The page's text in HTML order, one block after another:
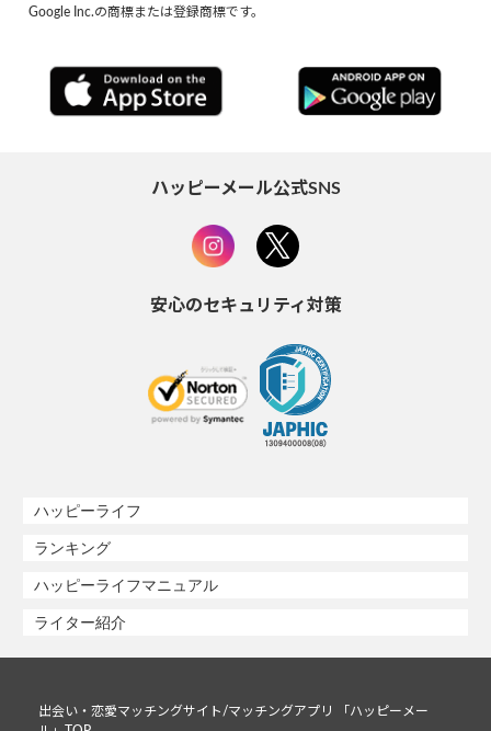
Google Inc.の商標または登録商標です。
ハッピーメール公式SNS
安心のセキュリティ対策
ハッピーライフ
ランキング
ハッピーライフマニュアル
ライター紹介
出会い・恋愛マッチングサイト/マッチングアプリ 「ハッピーメー